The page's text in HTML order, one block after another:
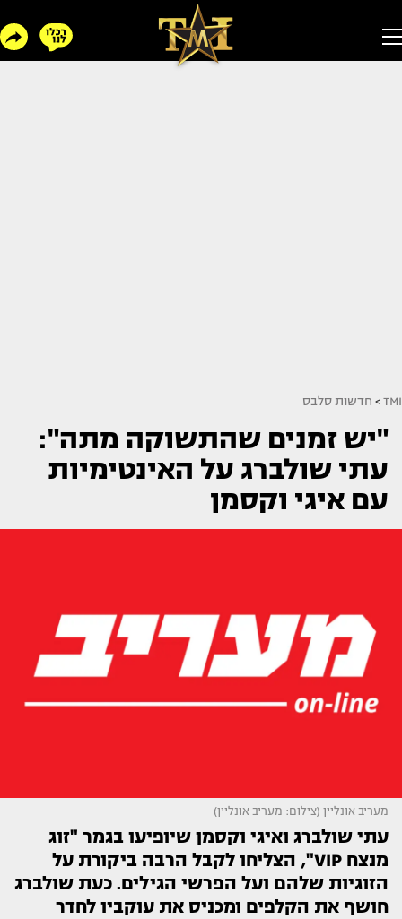
TMI
> חדשות סלבס
"יש זמנים שהתשוקה מתה":
עתי שולברג על האינטימיות
עם איגי וקסמן
מעריב אונליין (צילום: מעריב אונליין)
עתי שולברג ואיגי וקסמן שיופיעו בגמר "זוג
מנצח VIP", הצליחו לקבל הרבה ביקורת על
הזוגיות שלהם ועל הפרשי הגילים. כעת שולברג
חושף את הקלפים ומכניס את עוקביו לחדר